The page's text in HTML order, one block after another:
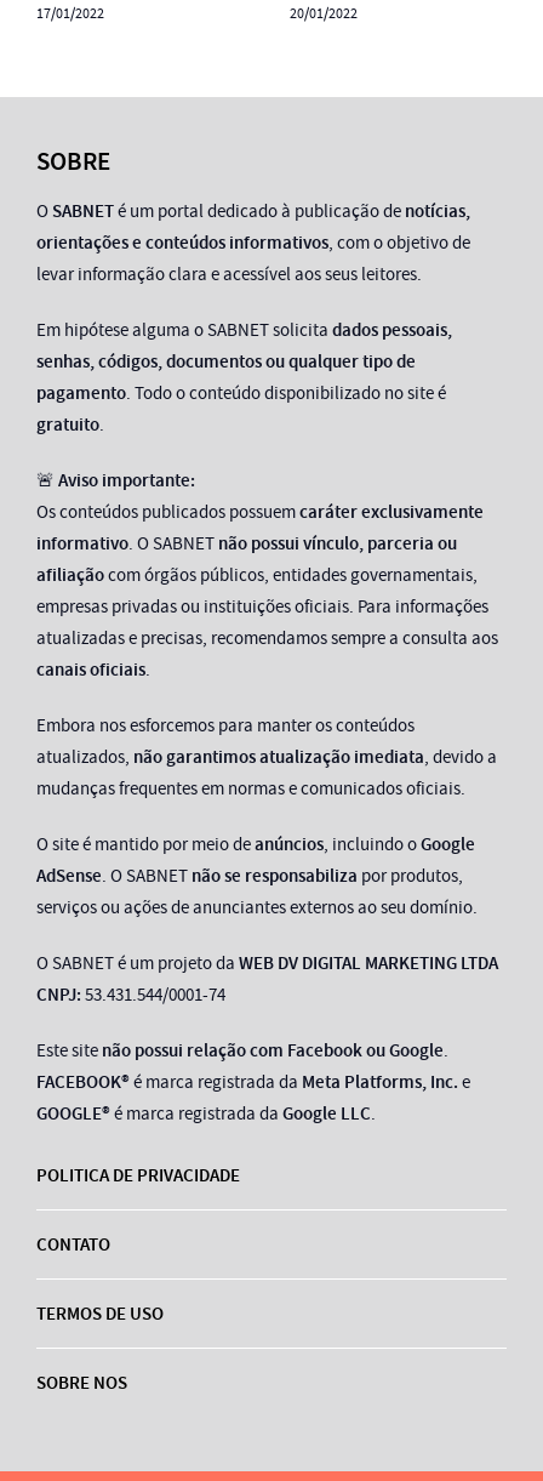
17/01/2022 20/01/2022
SOBRE
O SABNETé um portal dedicado à publicação de notícias,
orientações e conteúdos informativos, com o objetivo de
levar informação clara e acessível aos seus leitores.
Em hipótese alguma o SABNET solicita dados pessoais,
senhas, códigos, documentos ou qualquer tipo de
pagamento. Todo o conteúdo disponibilizado no site é
gratuito.
🚨 Aviso importante:
Os conteúdos publicados possuemcaráter exclusivamente
informativo. O SABNET não possui vínculo, parceria ou
afiliaçãocom órgãos públicos, entidades governamentais,
empresas privadas ou instituições oficiais. Para informações
atualizadas e precisas, recomendamos sempre a consulta aos
canais oficiais.
Embora nos esforcemos para manter os conteúdos
atualizados, não garantimos atualização imediata, devido a
mudanças frequentes em normas e comunicados oficiais.
O site é mantido por meio deanúncios, incluindo oGoogle
AdSense. O SABNET não se responsabiliza por produtos,
serviços ou ações de anunciantes externos ao seu domínio.
O SABNET é um projeto da WEB DV DIGITAL MARKETING LTDA
CNPJ: 53.431.544/0001-74
Este site não possui relação com Facebook ou Google.
FACEBOOK®é marca registrada da Meta Platforms, Inc. e
GOOGLE®é marca registrada da Google LLC.
POLITICA DE PRIVACIDADE
CONTATO
TERMOS DE USO
SOBRE NOS